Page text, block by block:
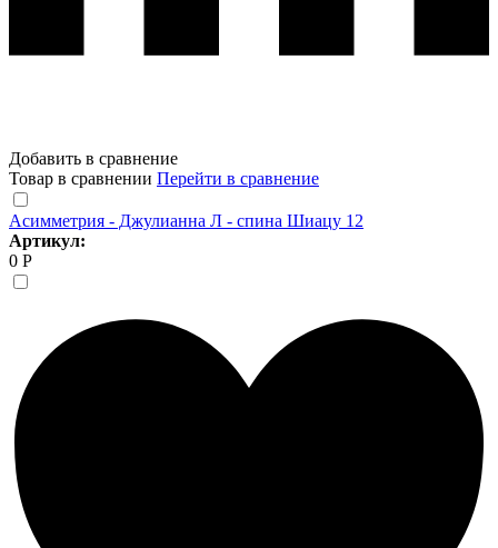
Добавить в сравнение
Товар в сравнении Перейти в сравнение
Асимметрия - Джулианна Л - спина Шиацу 12
Артикул:
0 Р